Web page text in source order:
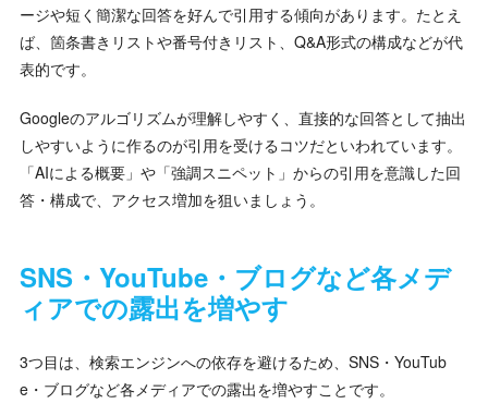
ージや短く簡潔な回答を好んで引用する傾向があります。たとえ
ば、箇条書きリストや番号付きリスト、Q&A形式の構成などが代
表的です。
Googleのアルゴリズムが理解しやすく、直接的な回答として抽出
しやすいように作るのが引用を受けるコツだといわれています。
「AIによる概要」や「強調スニペット」からの引用を意識した回
答・構成で、アクセス増加を狙いましょう。
SNS・YouTube・ブログなど各メデ
ィアでの露出を増やす
3つ目は、検索エンジンへの依存を避けるため、SNS・YouTub
e・ブログなど各メディアでの露出を増やすことです。